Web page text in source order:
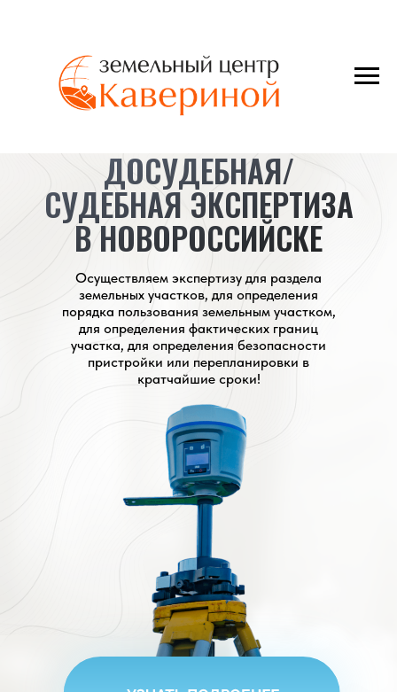
ДОСУДЕБНАЯ/
СУДЕБНАЯ ЭКСПЕРТИЗА
В НОВОРОССИЙСКЕ
Осуществляем экспертизу для раздела
земельных участков, для определения
порядка пользования земельным участком,
для определения фактических границ
участка, для определения безопасности
пристройки или перепланировки в
кратчайшие сроки!